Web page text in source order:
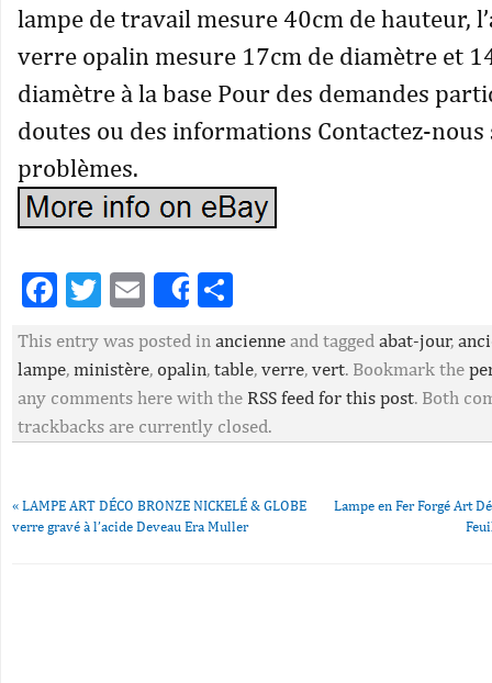
lampe de travail mesure 40cm de hauteur,
verre opalin mesure 17cm de diamètre et
diamètre à la base Pour des demandes
doutes ou des informations Contactez-nous
problèmes.
Facebook
Twitter
EmailShare
This entry was posted in ancienne and tagged abat-jour,
lampe, ministère, opalin, table, verre, vert. Bookmark the
any comments here with the RSS feed for this post. Both
trackbacks are currently closed.
« LAMPE ART DÉCO BRONZE NICKELÉ & GLOBE
verre gravé à l’acide Deveau Era Muller
Lampe en Fer Forgé Art